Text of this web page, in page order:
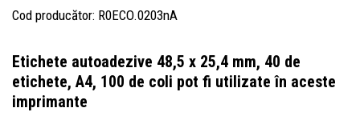
Cod producător: R0ECO.0203nA
Etichete autoadezive 48,5 x 25,4 mm, 40 de
etichete, A4, 100 de coli pot fi utilizate în aceste
imprimante